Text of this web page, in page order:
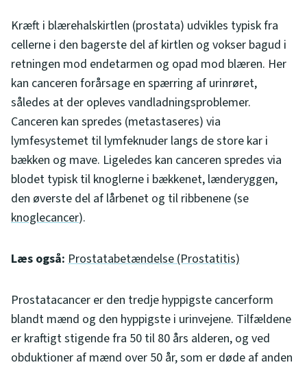
Kræft i blærehalskirtlen (prostata) udvikles typisk fra
cellerne i den bagerste del af kirtlen og vokser bagud i
retningen mod endetarmen og opad mod blæren. Her
kan canceren forårsage en spærring af urinrøret,
således at der opleves vandladningsproblemer.
Canceren kan spredes (metastaseres) via
lymfesystemet til lymfeknuder langs de store kar i
bækken og mave. Ligeledes kan canceren spredes via
blodet typisk til knoglerne i bækkenet, lænderyggen,
den øverste del af lårbenet og til ribbenene (se
knoglecancer).
Læs også: Prostatabetændelse (Prostatitis)
Prostatacancer er den tredje hyppigste cancerform
blandt mænd og den hyppigste i urinvejene. Tilfældene
er kraftigt stigende fra 50 til 80 års alderen, og ved
obduktioner af mænd over 50 år, som er døde af anden